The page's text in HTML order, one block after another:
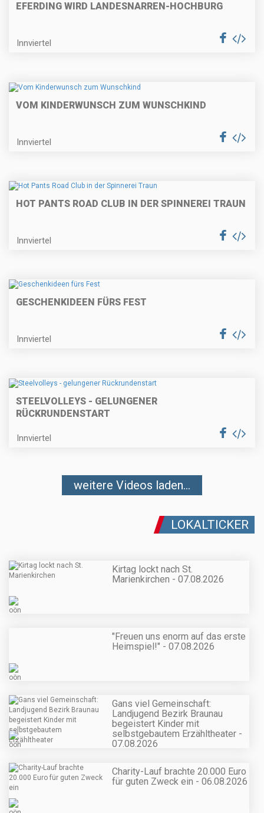
EFERDING WIRD LANDESNARREN-HOCHBURG
Innviertel
VOM KINDERWUNSCH ZUM WUNSCHKIND
Innviertel
HOT PANTS ROAD CLUB IN DER SPINNEREI TRAUN
Innviertel
GESCHENKIDEEN FÜRS FEST
Innviertel
STEELVOLLEYS - GELUNGENER
RÜCKRUNDENSTART
Innviertel
weitere Videos laden...
LOKALTICKER
Kirtag lockt nach St.
Marienkirchen - 07.08.2026
"Freuen uns enorm auf das erste
Heimspiel!" - 07.08.2026
Gans viel Gemeinschaft:
Landjugend Bezirk Braunau
begeistert Kinder mit
selbstgebautem Erzähltheater -
07.08.2026
Charity-Lauf brachte 20.000 Euro
für guten Zweck ein - 06.08.2026